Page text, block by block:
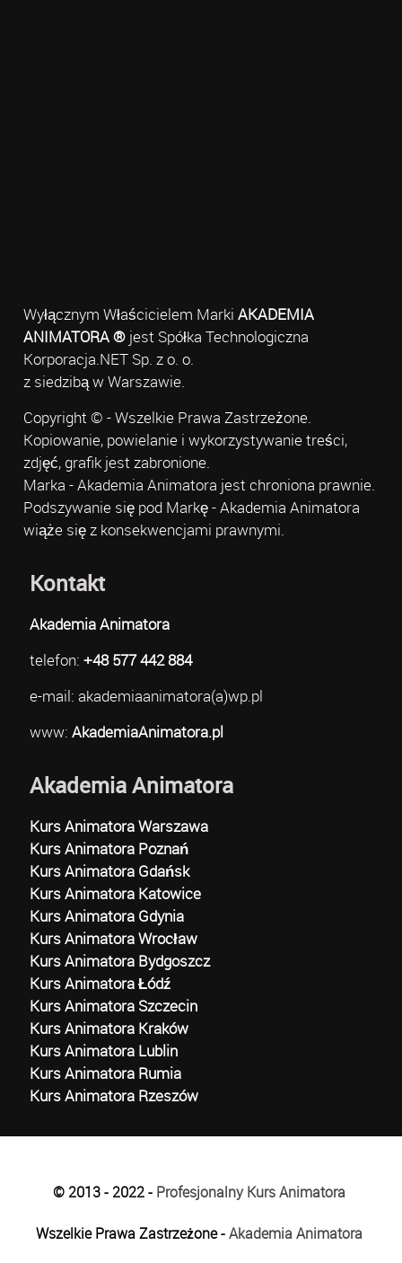
Wyłącznym Właścicielem Marki AKADEMIA
ANIMATORA ®jest Spółka Technologiczna
Korporacja.NET Sp. z o. o.
z siedzibą w Warszawie.
Copyright © - Wszelkie Prawa Zastrzeżone.
Kopiowanie, powielanie i wykorzystywanie treści,
zdjęć, grafik jest zabronione.
Marka - Akademia Animatora jest chroniona prawnie.
Podszywanie się pod Markę - Akademia Animatora
wiąże się z konsekwencjami prawnymi.
Kontakt
Akademia Animatora
telefon: +48 577 442 884
e-mail: akademiaanimatora(a)wp.pl
www: AkademiaAnimatora.pl
Akademia Animatora
Kurs Animatora Warszawa
Kurs Animatora Poznań
Kurs Animatora Gdańsk
Kurs Animatora Katowice
Kurs Animatora Gdynia
Kurs Animatora Wrocław
Kurs Animatora Bydgoszcz
Kurs Animatora Łódź
Kurs Animatora Szczecin
Kurs Animatora Kraków
Kurs Animatora Lublin
Kurs Animatora Rumia
Kurs Animatora Rzeszów
© 2013 - 2022 - Profesjonalny Kurs Animatora
Wszelkie Prawa Zastrzeżone -Akademia Animatora